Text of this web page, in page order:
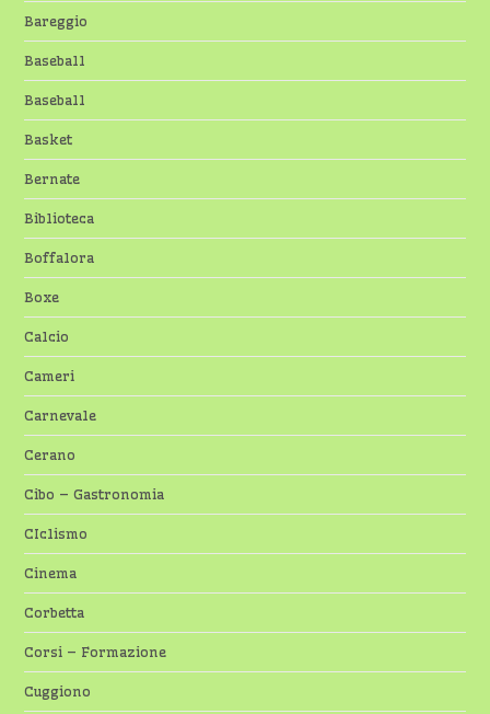
Bareggio
Baseball
Baseball
Basket
Bernate
Biblioteca
Boffalora
Boxe
Calcio
Cameri
Carnevale
Cerano
Cibo – Gastronomia
CIclismo
Cinema
Corbetta
Corsi – Formazione
Cuggiono